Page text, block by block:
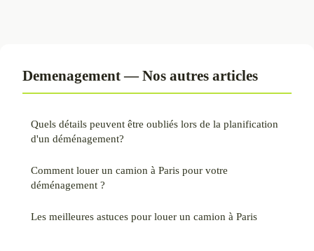
Demenagement — Nos autres articles
Quels détails peuvent être oubliés lors de la planification
d'un déménagement?
Comment louer un camion à Paris pour votre
déménagement ?
Les meilleures astuces pour louer un camion à Paris